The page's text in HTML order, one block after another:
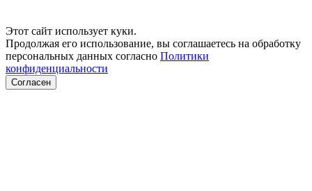
Этот сайт использует куки.
Продолжая его использование, вы соглашаетесь на обработку
персональных данных согласно Политики
конфиденциальности
Согласен